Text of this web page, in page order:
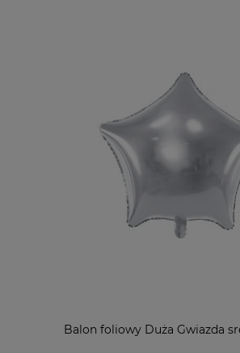
Balon foliowy Duża Gwiazda